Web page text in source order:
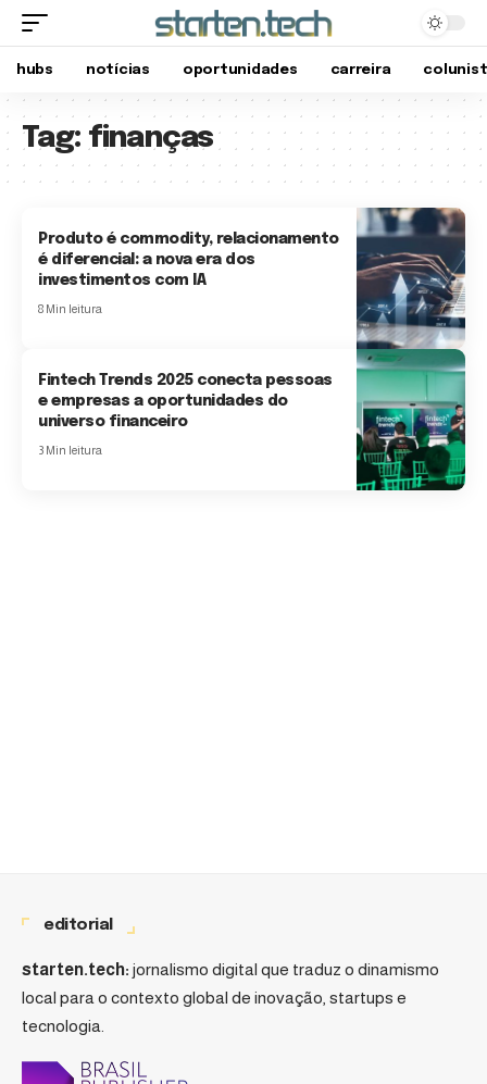
hubs notícias oportunidades carreira
Tag: finanças
Produto é commodity, relacionamento
é diferencial: a nova era dos
investimentos com IA
8 Min leitura
Fintech Trends 2025 conecta pessoas
e empresas a oportunidades do
universo financeiro
3 Min leitura
editorial
starten.tech: jornalismo digital que traduz o dinamismo
local para o contexto global de inovação, startups e
tecnologia.